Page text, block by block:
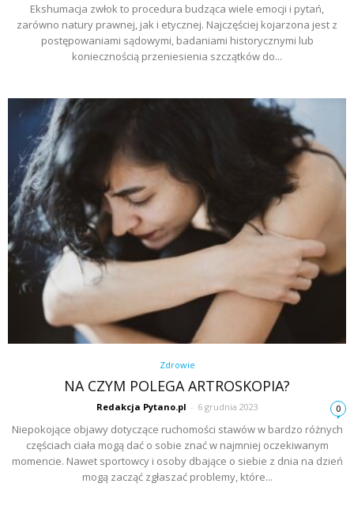
Ekshumacja zwłok to procedura budząca wiele emocji i pytań,
zarówno natury prawnej, jak i etycznej. Najczęściej kojarzona jest z
postępowaniami sądowymi, badaniami historycznymi lub
koniecznością przeniesienia szczątków do...
Zdrowie
NA CZYM POLEGA ARTROSKOPIA?
Redakcja Pytano.pl - 6 grudnia 2023 0
Niepokojące objawy dotyczące ruchomości stawów w bardzo różnych
częściach ciała mogą dać o sobie znać w najmniej oczekiwanym
momencie. Nawet sportowcy i osoby dbające o siebie z dnia na dzień
mogą zacząć zgłaszać problemy, które...